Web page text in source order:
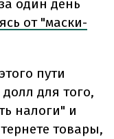
один день
от "маски-
пути
для того,
налоги" и
товары,